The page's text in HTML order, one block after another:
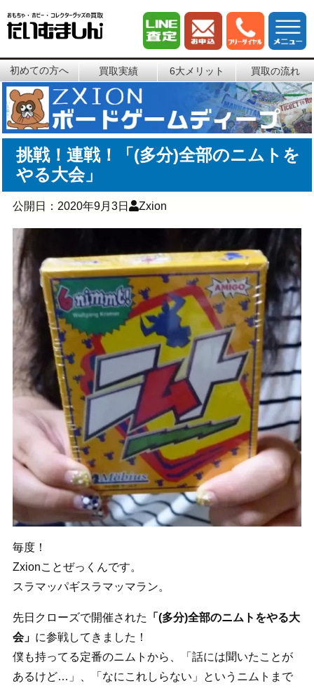
初めての方へ 買取実績 6大メリット 買取の流れ
挑戦！連戦！「(多分)全部のニムトを
やる大会」
公開日： 2020年9月3日 Zxion
毎度！
Zxionことぜっくんです。
スラマッパギスラマッマラン。
先日クローズで開催された
「(多分)全部のニムトをやる大
会」 に参戦してきました！
僕も持ってる定番のニムトから、「話には聞いたことが
あるけど…」、「なにこれしらない」というニムトまで